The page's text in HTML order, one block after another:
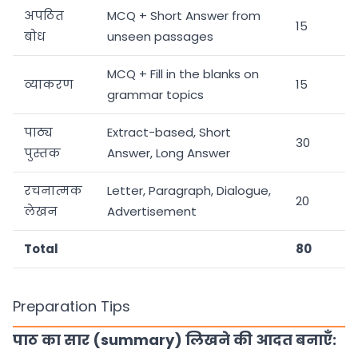
अपठित
बोध
MCQ + Short Answer from
unseen passages
15
व्याकरण
MCQ + Fill in the blanks on
grammar topics
15
पाठ्य
पुस्तक
Extract-based, Short
Answer, Long Answer
30
रचनात्मक
लेखन
Letter, Paragraph, Dialogue,
Advertisement
20
Total 80
Preparation Tips
पाठ का सार (summary) लिखने की आदत बनाएँ: